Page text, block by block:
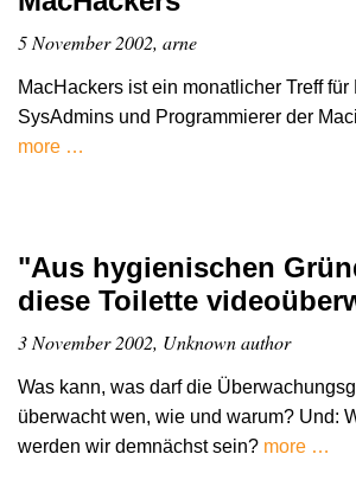
5 November 2002, arne
MacHackers ist ein monatlicher Treff für
SysAdmins und Programmierer der
more …
"Aus hygienischen
diese Toilette
3 November 2002, Unknown author
Was kann, was darf die
überwacht wen, wie und warum? Und:
werden wir demnächst sein? more …